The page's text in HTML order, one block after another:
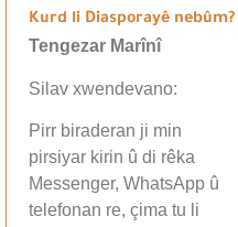
Kurd li Diasporayê nebûm?
Tengezar Marînî
Silav xwendevano:
Pirr biraderan ji min
pirsiyar kirin û di rêka
Messenger, WhatsApp û
telefonan re, çima tu li